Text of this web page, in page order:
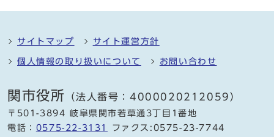
サイトマップ サイト運営方針
個人情報の取り扱いについて お問い合わせ
関市役所 （法人番号：4000020212059）
〒501-3894 岐阜県関市若草通3丁目1番地
電話： 0575-22-3131
ファクス:0575-23-7744